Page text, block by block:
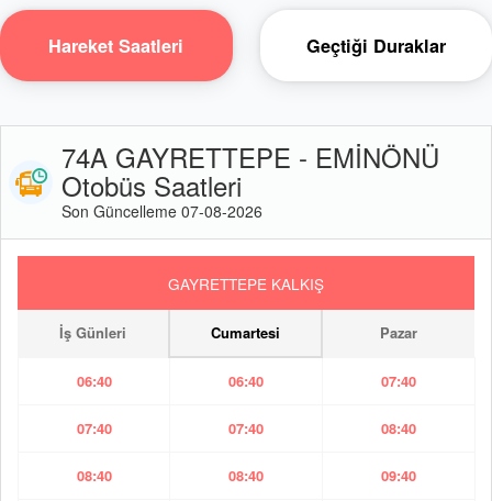
Hareket Saatleri Geçtiği Duraklar
74A GAYRETTEPE - EMİNÖNÜ
Otobüs Saatleri
Son Güncelleme 07-08-2026
GAYRETTEPE KALKIŞ
İş Günleri Cumartesi Pazar
06:40 06:40 07:40
07:40 07:40 08:40
08:40 08:40 09:40